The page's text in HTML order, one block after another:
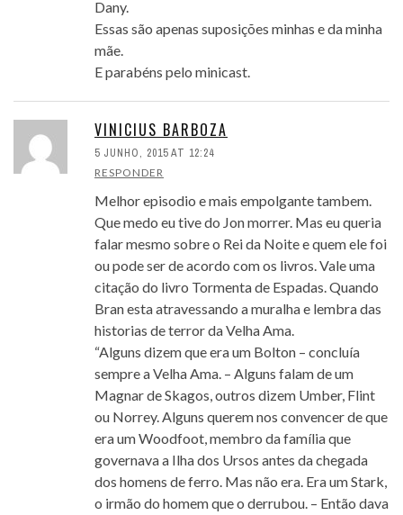
Dany.
Essas são apenas suposições minhas e da minha
mãe.
E parabéns pelo minicast.
VINICIUS BARBOZA
5 JUNHO, 2015 AT 12:24
RESPONDER
Melhor episodio e mais empolgante tambem.
Que medo eu tive do Jon morrer. Mas eu queria
falar mesmo sobre o Rei da Noite e quem ele foi
ou pode ser de acordo com os livros. Vale uma
citação do livro Tormenta de Espadas. Quando
Bran esta atravessando a muralha e lembra das
historias de terror da Velha Ama.
“Alguns dizem que era um Bolton – concluía
sempre a Velha Ama. – Alguns falam de um
Magnar de Skagos, outros dizem Umber, Flint
ou Norrey. Alguns querem nos convencer de que
era um Woodfoot, membro da família que
governava a Ilha dos Ursos antes da chegada
dos homens de ferro. Mas não era. Era um Stark,
o irmão do homem que o derrubou. – Então dava